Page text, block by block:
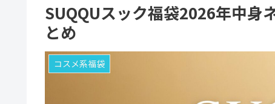
SUQQUスック福袋2026年中身
とめ
コスメ系福袋